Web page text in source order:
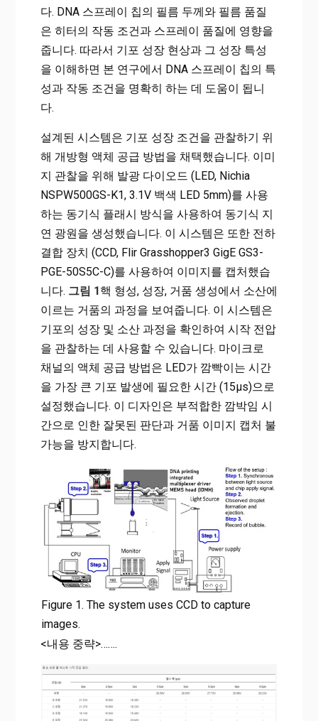
다. DNA 스프레이 칩의 필름 두께와 필름 품질
은 히터의 작동 조건과 스프레이 품질에 영향을
줍니다. 따라서 기포 성장 현상과 그 성장 특성
을 이해하면 본 연구에서 DNA 스프레이 칩의 특
성과 작동 조건을 명확히 하는 데 도움이 됩니
다.
설계된 시스템은 기포 성장 조건을 관찰하기 위
해 개방형 액체 공급 방법을 채택했습니다. 이미
지 관찰을 위해 발광 다이오드 (LED, Nichia
NSPW500GS-K1, 3.1V 백색 LED 5mm)를 사용
하는 동기식 플래시 방식을 사용하여 동기식 지
연 광원을 생성했습니다. 이 시스템은 또한 전하
결합 장치 (CCD, Flir Grasshopper3 GigE GS3-
PGE-50S5C-C)를 사용하여 이미지를 캡처했습
니다. 그림 1핵 형성, 성장, 거품 생성에서 소산에
이르는 거품의 과정을 보여줍니다. 이 시스템은
기포의 성장 및 소산 과정을 확인하여 시작 전압
을 관찰하는 데 사용할 수 있습니다. 마이크로
채널의 액체 공급 방법은 LED가 깜빡이는 시간
을 가장 큰 기포 발생에 필요한 시간 (15μs)으로
설정했습니다. 이 디자인은 부적합한 깜박임 시
간으로 인한 잘못된 판단과 거품 이미지 캡처 불
가능을 방지합니다.
Figure 1. The system uses CCD to capture
images.
<내용 중략>…….